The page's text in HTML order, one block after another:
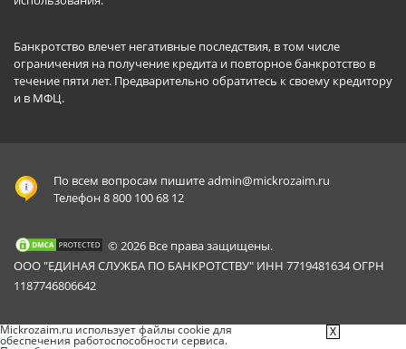
Банкротство влечет негативные последствия, в том числе
ограничения на получение кредита и повторное банкротство в
течение пяти лет. Предварительно обратитесь к своему кредитору
и в МФЦ.
По всем вопросам пишитеadmin@mickrozaim.ru
Телефон 8 800 100 68 12
© 2026 Все права защищены.
ООО "ЕДИНАЯ СЛУЖБА ПО БАНКРОТСТВУ" ИНН 7719481634 ОГРН
1187746806642
Mickrozaim.ru использует файлы cookie для
обеспечения работоспособности сервиса.
X